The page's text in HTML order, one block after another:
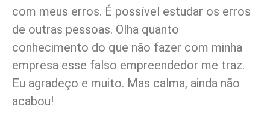
com meus erros. É possível estudar os erros
de outras pessoas. Olha quanto
conhecimento do que não fazer com minha
empresa esse falso empreendedor me traz.
Eu agradeço e muito. Mas calma, ainda não
acabou!